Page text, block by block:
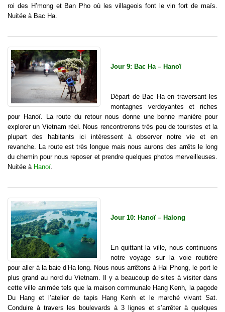
roi des H’mong et Ban Pho où les villageois font le vin fort de maïs.
Nuitée à Bac Ha.
Jour 9: Bac Ha – Hanoï
Départ de Bac Ha en traversant les
montagnes verdoyantes et riches
pour Hanoï. La route du retour nous donne une bonne manière pour
explorer un Vietnam réel. Nous rencontrerons très peu de touristes et la
plupart des habitants ici intéressent à observer notre vie et en
revanche. La route est très longue mais nous aurons des arrêts le long
du chemin pour nous reposer et prendre quelques photos merveilleuses.
Nuitée à Hanoï
Jour 10: Hanoï – Halong
En quittant la ville, nous continuons
notre voyage sur la voie routière
pour aller à la baie d’Ha long. Nous nous arrêtons à Hai Phong, le port le
plus grand au nord du Vietnam. Il y a beaucoup de sites à visiter dans
cette ville animée tels que la maison communale Hang Kenh, la pagode
Du Hang et l’atelier de tapis Hang Kenh et le marché vivant Sat.
Conduire à travers les boulevards à 3 lignes et s’arrêter à quelques